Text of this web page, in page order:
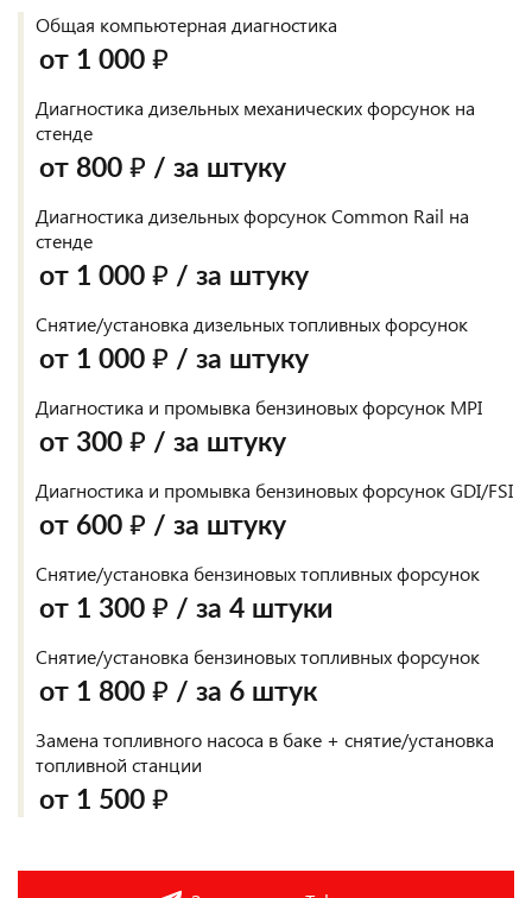
Общая компьютерная диагностика
от 1 000 ₽
Диагностика дизельных механических форсунок на
стенде
от 800 ₽ / за штуку
Диагностика дизельных форсунок Common Rail на
стенде
от 1 000 ₽ / за штуку
Снятие/установка дизельных топливных форсунок
от 1 000 ₽ / за штуку
Диагностика и промывка бензиновых форсунок MPI
от 300 ₽ / за штуку
Диагностика и промывка бензиновых форсунок GDI/FSI
от 600 ₽ / за штуку
Снятие/установка бензиновых топливных форсунок
от 1 300 ₽ / за 4 штуки
Снятие/установка бензиновых топливных форсунок
от 1 800 ₽ / за 6 штук
Замена топливного насоса в баке + снятие/установка
топливной станции
от 1 500 ₽